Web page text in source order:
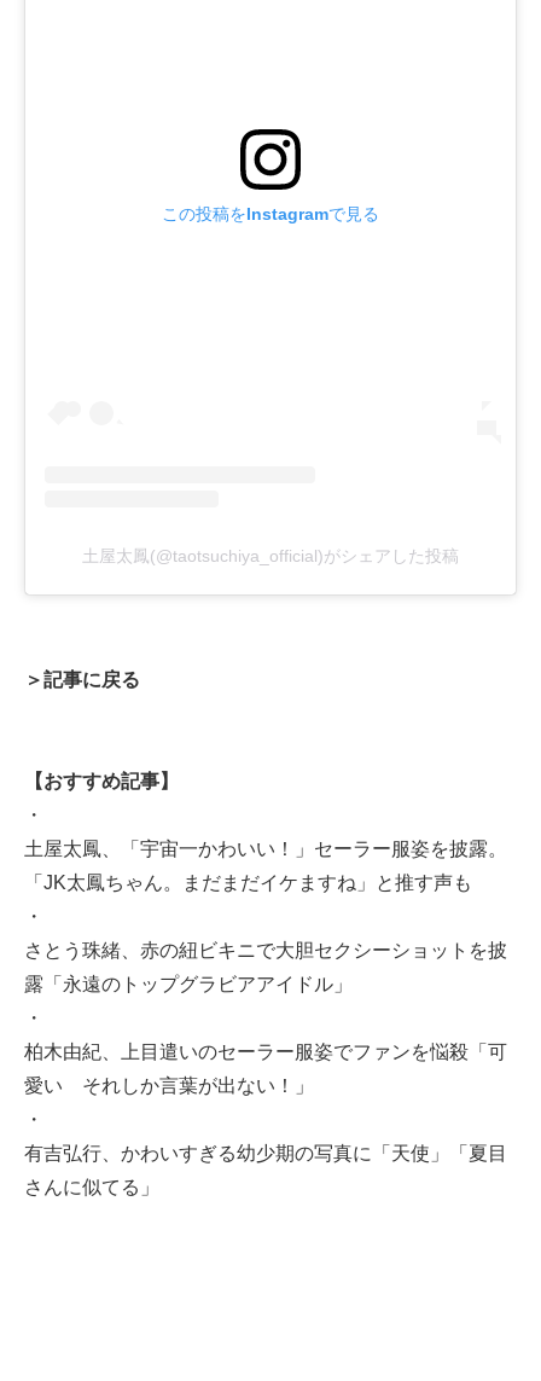
この投稿をInstagramで見る
土屋太鳳(@taotsuchiya_official)がシェアした投稿
＞記事に戻る
【おすすめ記事】
・
土屋太鳳、「宇宙一かわいい！」セーラー服姿を披露。
「JK太鳳ちゃん。まだまだイケますね」と推す声も
・
さとう珠緒、赤の紐ビキニで大胆セクシーショットを披
露「永遠のトップグラビアアイドル」
・
柏木由紀、上目遣いのセーラー服姿でファンを悩殺「可
愛い それしか言葉が出ない！」
・
有吉弘行、かわいすぎる幼少期の写真に「天使」「夏目
さんに似てる」